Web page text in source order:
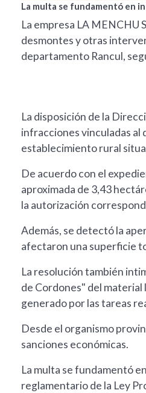
La multa se fundamentó en
La empresa LA MENCHU
desmontes y otras
departamento Rancul,
La disposición de la
infracciones vinculadas al
establecimiento rural
De acuerdo con el
aproximada de 3,43
la autorización
Además, se detectó la
afectaron una superficie
La resolución también
de Cordones" del material
generado por las tareas
Desde el organismo
sanciones económicas.
La multa se fundamentó
reglamentario de la Ley